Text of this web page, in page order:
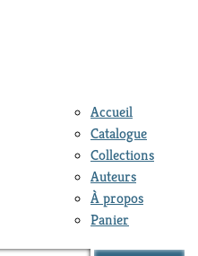
Accueil
Catalogue
Collections
Auteurs
À propos
Panier